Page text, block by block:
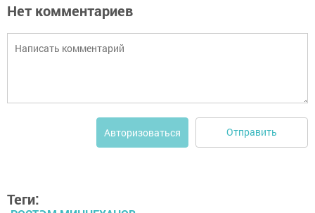
Нет комментариев
Авторизоваться Отправить
Теги: